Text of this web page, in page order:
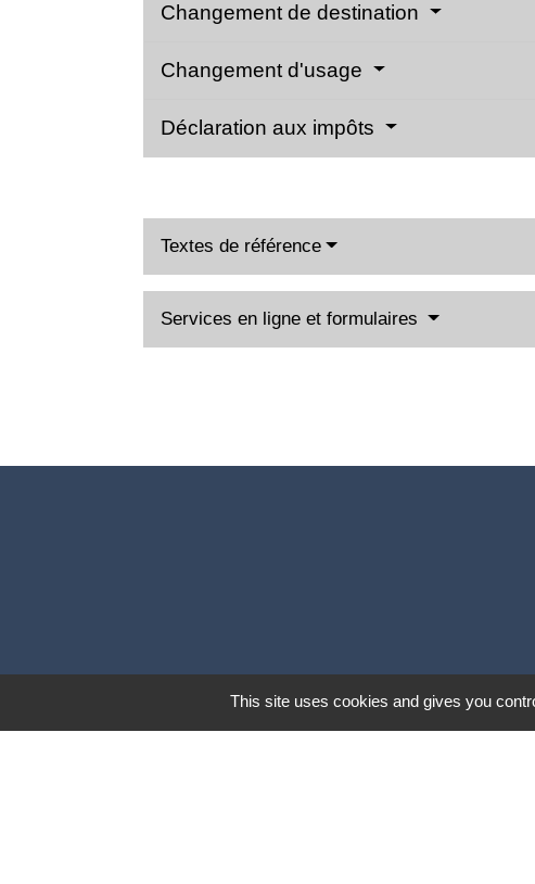
Changement de destination
Changement d'usage
Déclaration aux impôts
Textes de référence
Services en ligne et formulaires
This site uses cookies and gives you